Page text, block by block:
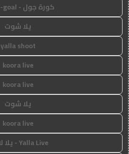
كورة جول - koora-goal
يلا شوت
yalla shoot
koora live
koora live
يلا شوت
koora live
Yalla Live - يلا لايف